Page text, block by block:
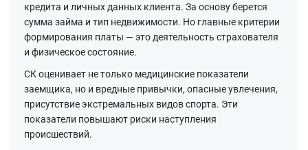
кредита и личных данных клиента. За основу берется
сумма займа и тип недвижимости. Но главные критерии
формирования платы — это деятельность страхователя
и физическое состояние.
СК оценивает не только медицинские показатели
заемщика, но и вредные привычки, опасные увлечения,
присутствие экстремальных видов спорта. Эти
показатели повышают риски наступления
происшествий.